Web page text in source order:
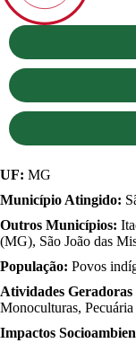
UF: MG
Município Atingido:
Outros Municípios:
(MG), São João das
População: Povos
Atividades
Monoculturas, Pecuária
Impactos